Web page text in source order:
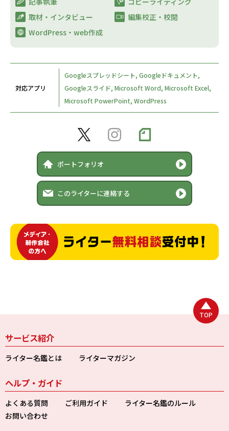
取材・インタビュー​
編集校正・校閲
WordPress・web作成​
対応アプリ
Googleスプレッドシート, Googleドキュメント,
Googleスライド, Microsoft Word, Microsoft Excel,
Microsoft PowerPoint, WordPress
ポートフォリオ
このライターに連絡する
TOP
サービス紹介
ライター名鑑とは ライターマガジン
ヘルプ・ガイド
よくある質問 ご利用ガイド
ライター名鑑のルール
お問い合わせ